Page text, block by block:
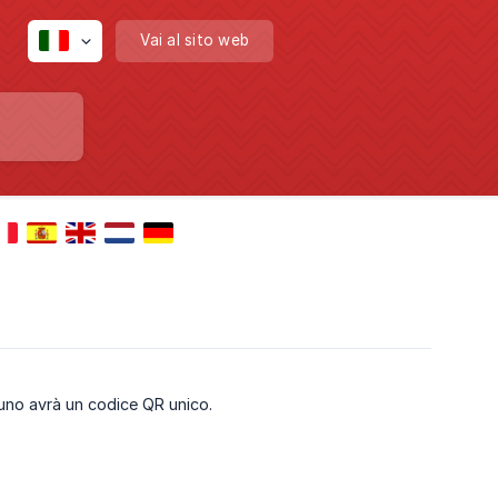
Vai al sito web
avrà un codice QR unico.